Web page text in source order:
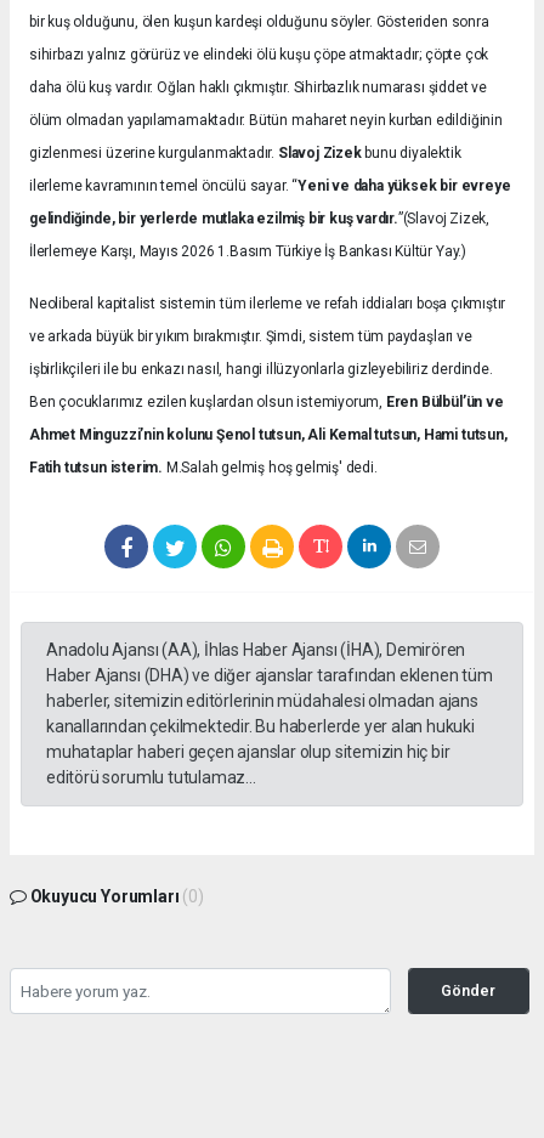
bir kuş olduğunu, ölen kuşun kardeşi olduğunu söyler. Gösteriden sonra
sihirbazı yalnız görürüz ve elindeki ölü kuşu çöpe atmaktadır; çöpte çok
daha ölü kuş vardır. Oğlan haklı çıkmıştır. Sihirbazlık numarası şiddet ve
ölüm olmadan yapılamamaktadır. Bütün maharet neyin kurban edildiğinin
gizlenmesi üzerine kurgulanmaktadır. Slavoj Zizekbunu diyalektik
ilerleme kavramının temel öncülü sayar. “Yeni ve daha yüksek bir evreye
gelindiğinde, bir yerlerde mutlaka ezilmiş bir kuş vardır.”(Slavoj Zizek,
İlerlemeye Karşı, Mayıs 2026 1.Basım Türkiye İş Bankası Kültür Yay.)
Neoliberal kapitalist sistemin tüm ilerleme ve refah iddiaları boşa çıkmıştır
ve arkada büyük bir yıkım bırakmıştır. Şimdi, sistem tüm paydaşları ve
işbirlikçileri ile bu enkazı nasıl, hangi illüzyonlarla gizleyebiliriz derdinde.
Ben çocuklarımız ezilen kuşlardan olsun istemiyorum, Eren Bülbül’ün ve
Ahmet Minguzzi’nin kolunu Şenol tutsun, Ali Kemal tutsun, Hami tutsun,
Fatih tutsun isterim. M.Salah gelmiş hoş gelmiş' dedi.
Anadolu Ajansı (AA), İhlas Haber Ajansı (İHA), Demirören
Haber Ajansı (DHA) ve diğer ajanslar tarafından eklenen tüm
haberler, sitemizin editörlerinin müdahalesi olmadan ajans
kanallarından çekilmektedir. Bu haberlerde yer alan hukuki
muhataplar haberi geçen ajanslar olup sitemizin hiç bir
editörü sorumlu tutulamaz...
Okuyucu Yorumları (0)
Gönder